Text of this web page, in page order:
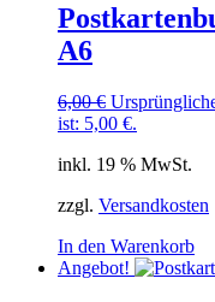
A6
6,00€
ist: 5,00 €.
inkl. 19 % MwSt.
zzgl. Versandkosten
In den Warenkorb
Angebot!